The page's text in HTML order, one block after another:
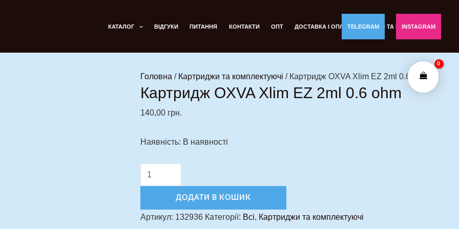
КАТАЛОГ ВІДГУКИ ПИТАННЯ КОНТАКТИ ОПТ ДОСТАВКА І ОПЛАТА ОБМІН ТА ПОВЕРНЕННЯ
TELEGRAM INSTAGRAM
Головна / Картриджи та комплектуючі / Картридж OXVA Xlim EZ 2ml 0.6 ohm
Картридж OXVA Xlim EZ 2ml 0.6 ohm
140,00 грн.
Наявність: В наявності
EZ
0.6
ohm
кількість
ДОДАТИ В КОШИК
Артикул: 132936 Категорії: Всі, Картриджи та комплектуючі